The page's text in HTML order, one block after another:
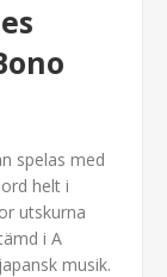
spelas med
helt i
utskurna
i A
musik.